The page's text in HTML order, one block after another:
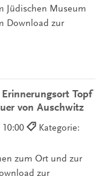
Jüdischen Museum
Download zur
Topf
von Auschwitz
10:00
Kategorie:
zum Ort und zur
zur